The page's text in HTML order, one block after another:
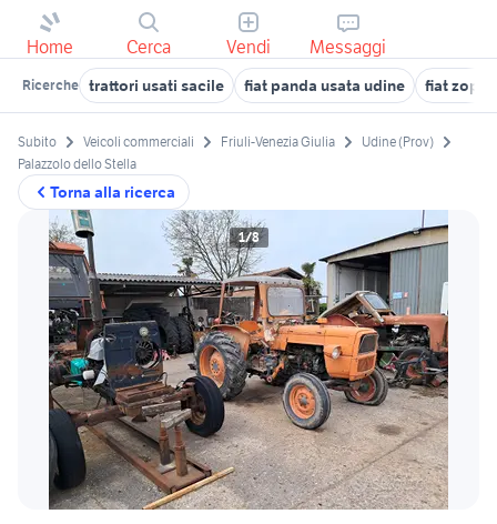
Home Cerca Vendi Messaggi
Ricerche trattori usati sacile fiat panda usata udine fiat
Torna alla ricerca
Subito Veicoli commerciali Friuli-Venezia Giulia
Udine (Prov)
Palazzolo dello Stella
1/8